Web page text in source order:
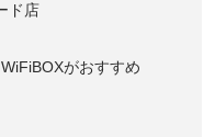
ド店
がおすすめ